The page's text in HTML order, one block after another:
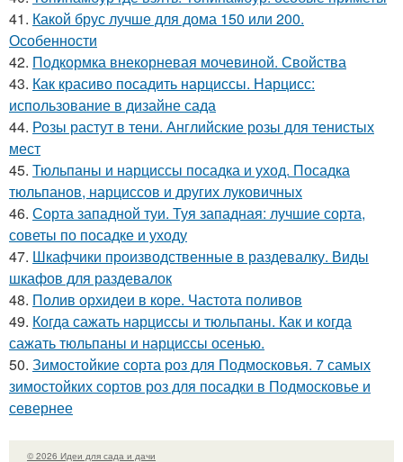
41. Какой брус лучше для дома 150 или 200.
Особенности
42. Подкормка внекорневая мочевиной. Свойства
43. Как красиво посадить нарциссы. Нарцисс:
использование в дизайне сада
44. Розы растут в тени. Английские розы для тенистых
мест
45. Тюльпаны и нарциссы посадка и уход. Посадка
тюльпанов, нарциссов и других луковичных
46. Сорта западной туи. Туя западная: лучшие сорта,
советы по посадке и уходу
47. Шкафчики производственные в раздевалку. Виды
шкафов для раздевалок
48. Полив орхидеи в коре. Частота поливов
49. Когда сажать нарциссы и тюльпаны. Как и когда
сажать тюльпаны и нарциссы осенью.
50. Зимостойкие сорта роз для Подмосковья. 7 самых
зимостойких сортов роз для посадки в Подмосковье и
севернее
© 2026 Идеи для сада и дачи